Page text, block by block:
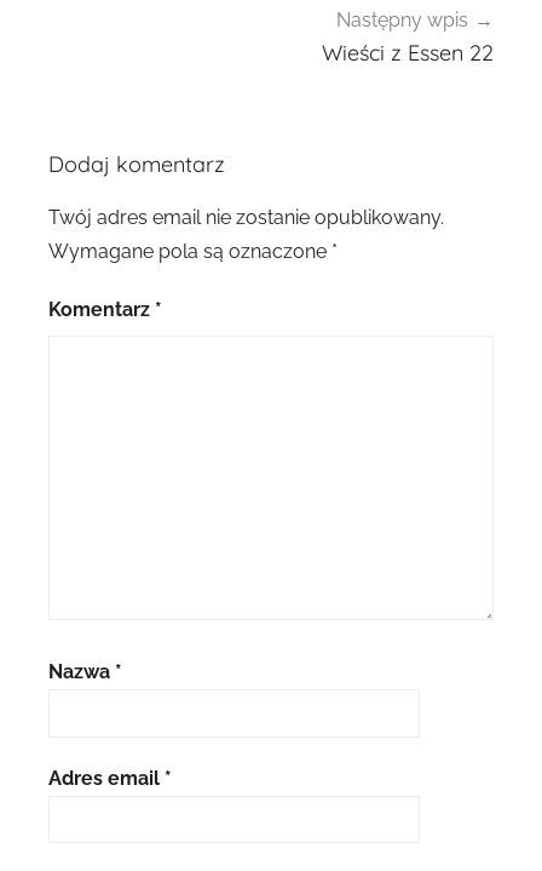
Następny wpis
Wieści z Essen 22
Dodaj komentarz
Twój adres email nie zostanie opublikowany.
Wymagane pola są oznaczone *
Komentarz *
Nazwa *
Adres email *